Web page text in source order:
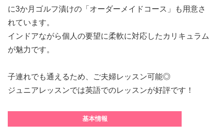
に3か月ゴルフ漬けの「オーダーメイドコース」も用意さ
れています。
インドアながら個人の要望に柔軟に対応したカリキュラム
が魅力です。
子連れでも通えるため、ご夫婦レッスン可能◎
ジュニアレッスンでは英語でのレッスンが好評です！
基本情報